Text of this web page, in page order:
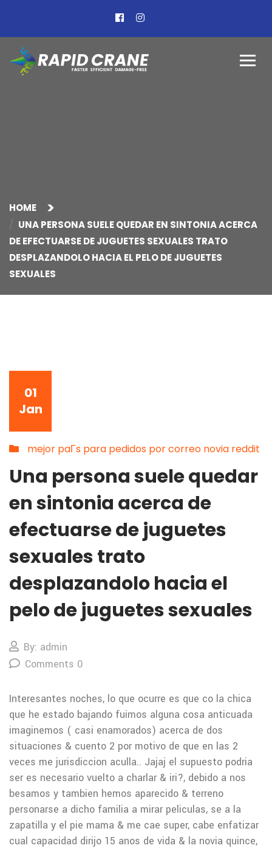
HOME
UNA PERSONA SUELE QUEDAR EN SINTONIA ACERCA
DE EFECTUARSE DE JUGUETES SEXUALES TRATO
DESPLAZANDOLO HACIA EL PELO DE JUGUETES
SEXUALES
01
Jan
mejor paГ­s para pedidos por correo novia reddit
Una persona suele quedar
en sintonia acerca de
efectuarse de juguetes
sexuales trato
desplazandolo hacia el
pelo de juguetes sexuales
By: admin
Comments 0
Interesantes noches, lo que ocurre es que co la chica
que he estado bajando fuimos alguna cosa anticuada
imaginemos ( casi enamorados) acerca de dos
situaciones & cuento 2 por motivo de que en las 2
veces me jurisdiccion aculla.. Jajaj el supuesto podri­a
ser es necesario vuelto a charlar & iri?, debido a nos
besamos y tambien hemos aparecido & terreno
personarse a dicho familia a mirar peliculas, se a la
zapatilla y el pie mama & me cae super, cabe enfatizar
cual capacidad dirijo 15 anos de vida & la novia quince,